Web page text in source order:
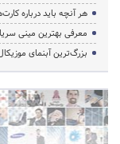
هر آنچه باید درباره
معرفی بهترین مینی
بزرگ‌ترین آبنمای